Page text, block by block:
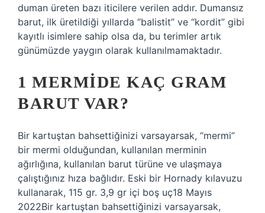
duman üreten bazı iticilere verilen addır. Dumansız
barut, ilk üretildiği yıllarda “balistit” ve “kordit” gibi
kayıtlı isimlere sahip olsa da, bu terimler artık
günümüzde yaygın olarak kullanılmamaktadır.
1 MERMIDE KAÇ GRAM
BARUT VAR?
Bir kartuştan bahsettiğinizi varsayarsak, “mermi”
bir mermi olduğundan, kullanılan merminin
ağırlığına, kullanılan barut türüne ve ulaşmaya
çalıştığınız hıza bağlıdır. Eski bir Hornady kılavuzu
kullanarak, 115 gr. 3,9 gr içi boş uç18 Mayıs
2022Bir kartuştan bahsettiğinizi varsayarsak,